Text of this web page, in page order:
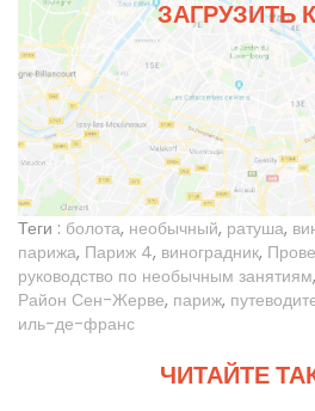
ЗАГРУЗИТЬ
Теги : болота, необычный, ратуша,
парижа, Париж 4, виноградник,
руководство по необычным занятиям,
Район Сен-Жерве, париж,
иль-де-франс
ЧИТАЙТЕ